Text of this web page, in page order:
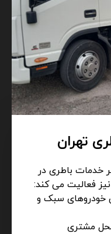
خدمات باطری در
فعالیت می کند:
خودروهای سبک و